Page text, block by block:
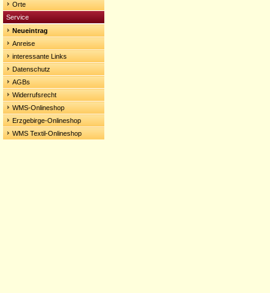
Orte
Service
Neueintrag
Anreise
interessante Links
Datenschutz
AGBs
Widerrufsrecht
WMS-Onlineshop
Erzgebirge-Onlineshop
WMS Textil-Onlineshop